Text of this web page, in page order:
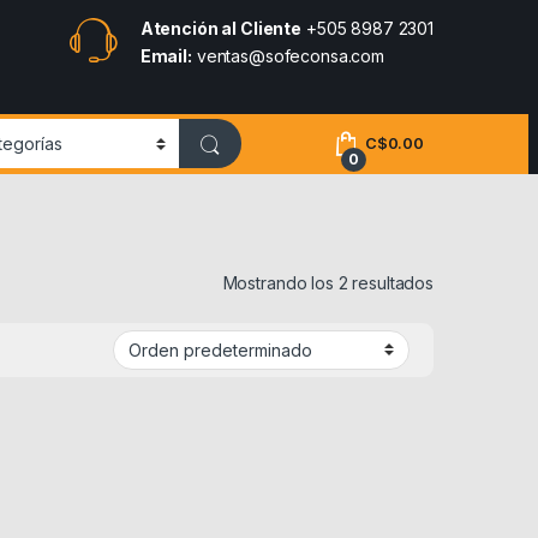
Atención al Cliente +505 8987 2301
Email: ventas@sofeconsa.com
0
C$0.00
Mostrando los 2 resultados